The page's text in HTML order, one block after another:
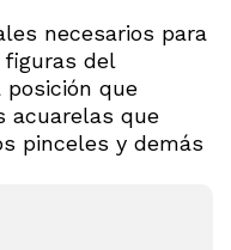
necesarios para
del
posición que
acuarelas que
pinceles y demás